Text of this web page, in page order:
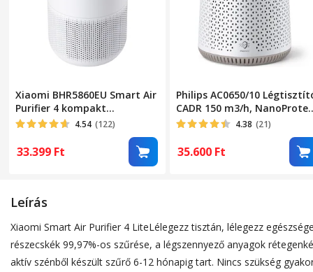
Xiaomi BHR5860EU Smart Air
Purifier 4 kompakt
légtisztító
4.54 (122)
33.399 Ft
Philips AC0650/10
CADR 150 m3/h,
HEPA szűrő, Éjszakai
4.38 (21)
35.600 Ft
Leírás
Xiaomi Smart Air Purifier 4 LiteLélegezz tisztán, lélegezz
részecskék 99,97%-os szűrése, a légszennyező anyagok
aktív szénből készült szűrő 6-12 hónapig tart. Nincs szükség